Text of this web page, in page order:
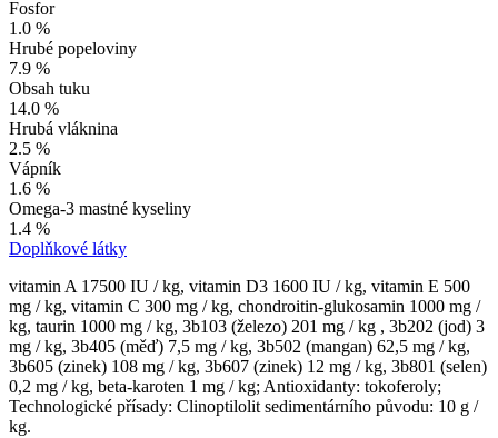
Fosfor
1.0 %
Hrubé popeloviny
7.9 %
Obsah tuku
14.0 %
Hrubá vláknina
2.5 %
Vápník
1.6 %
Omega-3 mastné kyseliny
1.4 %
Doplňkové látky
vitamin A 17500 IU / kg, vitamin D3 1600 IU / kg, vitamin E 500
mg / kg, vitamin C 300 mg / kg, chondroitin-glukosamin 1000 mg /
kg, taurin 1000 mg / kg, 3b103 (železo) 201 mg / kg , 3b202 (jod) 3
mg / kg, 3b405 (měď) 7,5 mg / kg, 3b502 (mangan) 62,5 mg / kg,
3b605 (zinek) 108 mg / kg, 3b607 (zinek) 12 mg / kg, 3b801 (selen)
0,2 mg / kg, beta-karoten 1 mg / kg; Antioxidanty: tokoferoly;
Technologické přísady: Clinoptilolit sedimentárního původu: 10 g /
kg.